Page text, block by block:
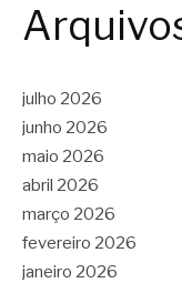
julho 2026
junho 2026
maio 2026
abril 2026
março 2026
fevereiro 2026
janeiro 2026